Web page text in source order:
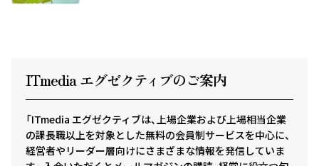
ITmedia エグゼクティ ブのご案内
「ITmedia エグゼクティブは、上場企業および上場相当企業
の課長職以上を対象とした無料の会員制サービスを中心に、
経営者やリーダー層向けにさまざまな情報を発信していま